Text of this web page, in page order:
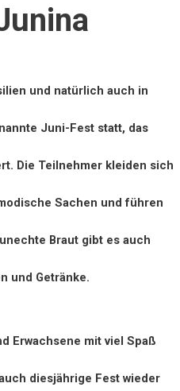
und natürlich auch in
Juni-Fest statt, das
Die Teilnehmer kleiden sich
Sachen und führen
Braut gibt es auch
und Getränke.
Erwachsene mit viel Spaß
diesjährige Fest wieder